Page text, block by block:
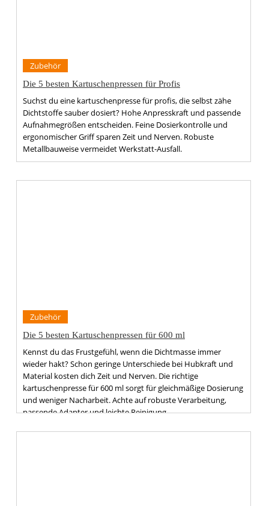
Zubehör
Die 5 besten Kartuschenpressen für Profis
Suchst du eine kartuschenpresse für profis, die selbst zähe
Dichtstoffe sauber dosiert? Hohe Anpresskraft und passende
Aufnahmegrößen entscheiden. Feine Dosierkontrolle und
ergonomischer Griff sparen Zeit und Nerven. Robuste
Metallbauweise vermeidet Werkstatt-Ausfall.
Zubehör
Die 5 besten Kartuschenpressen für 600 ml
Kennst du das Frustgefühl, wenn die Dichtmasse immer
wieder hakt? Schon geringe Unterschiede bei Hubkraft und
Material kosten dich Zeit und Nerven. Die richtige
kartuschenpresse für 600 ml sorgt für gleichmäßige Dosierung
und weniger Nacharbeit. Achte auf robuste Verarbeitung,
passende Adapter und leichte Reinigung.